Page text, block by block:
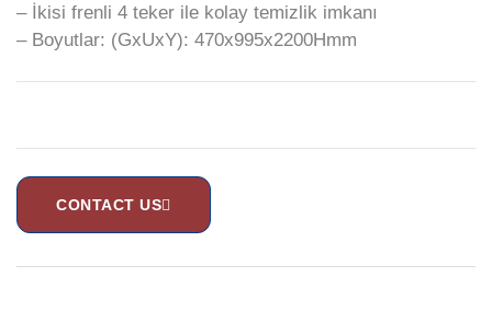
– İkisi frenli 4 teker ile kolay temizlik imkanı
– Boyutlar: (GxUxY): 470x995x2200Hmm
CONTACT US